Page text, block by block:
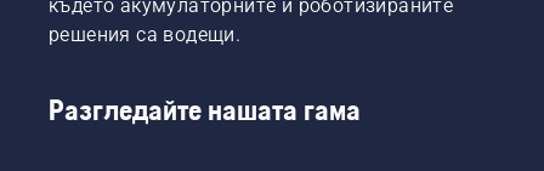
където акумулаторните и роботизираните
решения са водещи.
Разгледайте нашата гама